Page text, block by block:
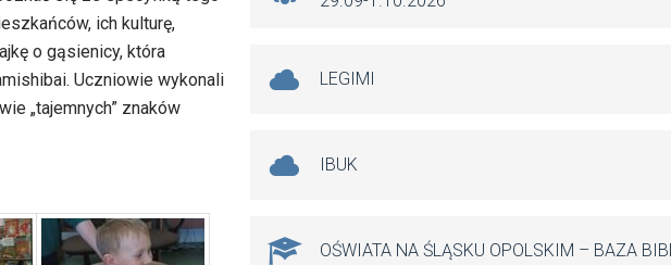
ich kulturę,
o gąsienicy, która
Uczniowie wykonali
„tajemnych” znaków
LEGIMI
IBUK
OŚWIATA NA ŚLĄSKU OPOLSKIM – BAZA